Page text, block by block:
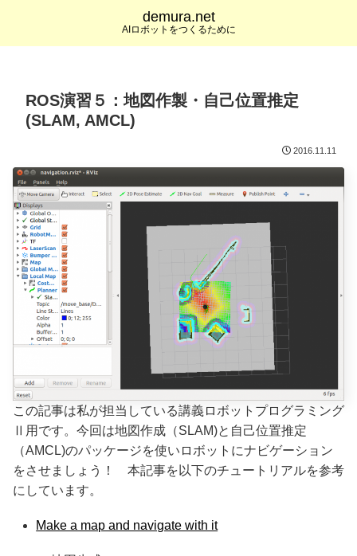
demura.net
AIロボットをつくるために
ROS演習５：地図作製・自己位置推定
(SLAM, AMCL)
2016.11.11
この記事は私が担当している講義ロボットプログラミング
Ⅱ用です。今回は地図作成（SLAM)と自己位置推定
（AMCL)のパッケージを使いロボットにナビゲーション
をさせましょう！ 本記事を以下のチュートリアルを参考
にしています。
Make a map and navigate with it